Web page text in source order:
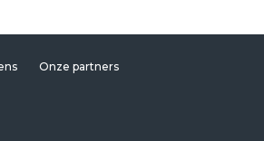
Onze partners